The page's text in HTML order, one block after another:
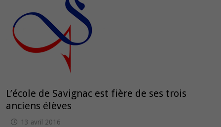
L’école de Savignac est fière de ses trois
anciens élèves
13 avril 2016